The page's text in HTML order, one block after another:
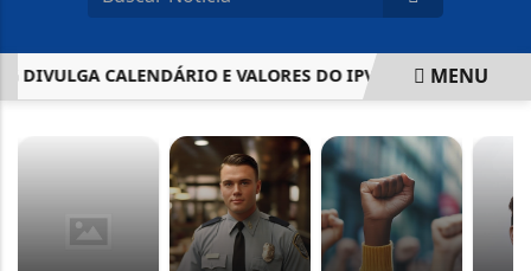
CALENDÁRIO E VALORES DO IPVA 2026; VEJA COMO
MENU